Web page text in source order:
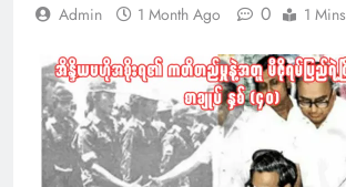
Admin 1 Month Ago 0 1 Mins